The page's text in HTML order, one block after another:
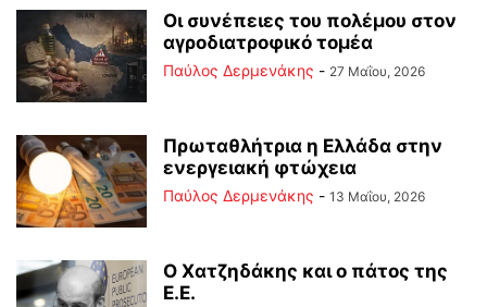
Οι συνέπειες του πολέμου στoν
αγροδιατροφικό τομέα
Παύλος Δερμενάκης - 27 Μαΐου, 2026
Πρωταθλήτρια η Ελλάδα στην
ενεργειακή φτώχεια
Παύλος Δερμενάκης - 13 Μαΐου, 2026
Ο Χατζηδάκης και ο πάτος της
Ε.Ε.